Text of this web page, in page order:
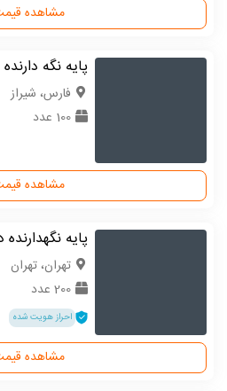
مشاهده
پایه نگه
فارس، شیراز
100 عدد
مشاهده
پایه
تهران، تهران
200 عدد
احراز هویت شده
مشاهده